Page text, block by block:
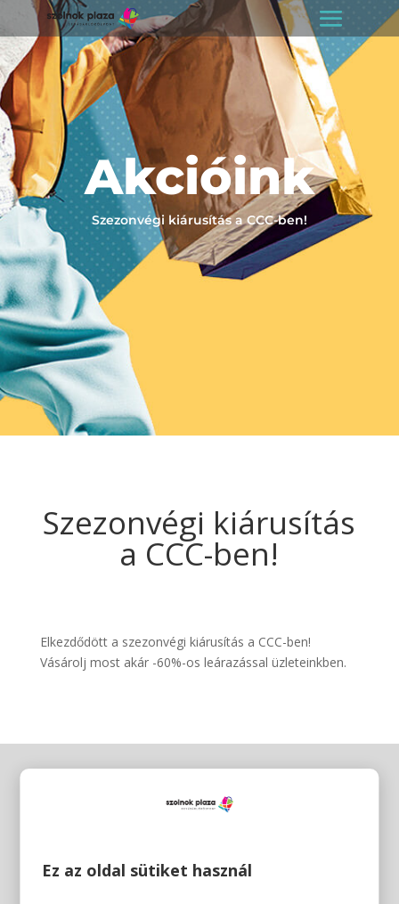
Akcióink
Szezonvégi kiárusítás a CCC-ben!
Szezonvégi kiárusítás
a CCC-ben!
Elkezdődött a szezonvégi kiárusítás a CCC-ben!
Vásárolj most akár -60%-os leárazással üzleteinkben.
Ez az oldal sütiket használ